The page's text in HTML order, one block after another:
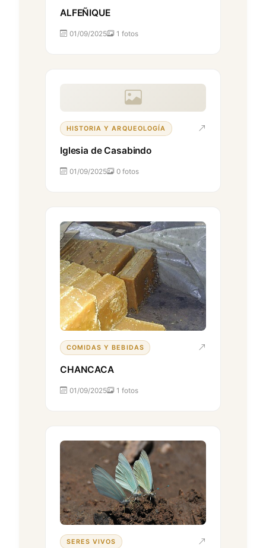
ALFEÑIQUE
01/09/2025 1 fotos
HISTORIA Y ARQUEOLOGÍA
Iglesia de Casabindo
01/09/2025 0 fotos
COMIDAS Y BEBIDAS
CHANCACA
01/09/2025 1 fotos
SERES VIVOS